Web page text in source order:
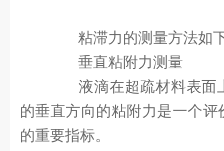
粘滞力的测量方法如
垂直粘附力测量
液滴在超疏材料表面
的垂直方向的粘附力是一个
的重要指标。